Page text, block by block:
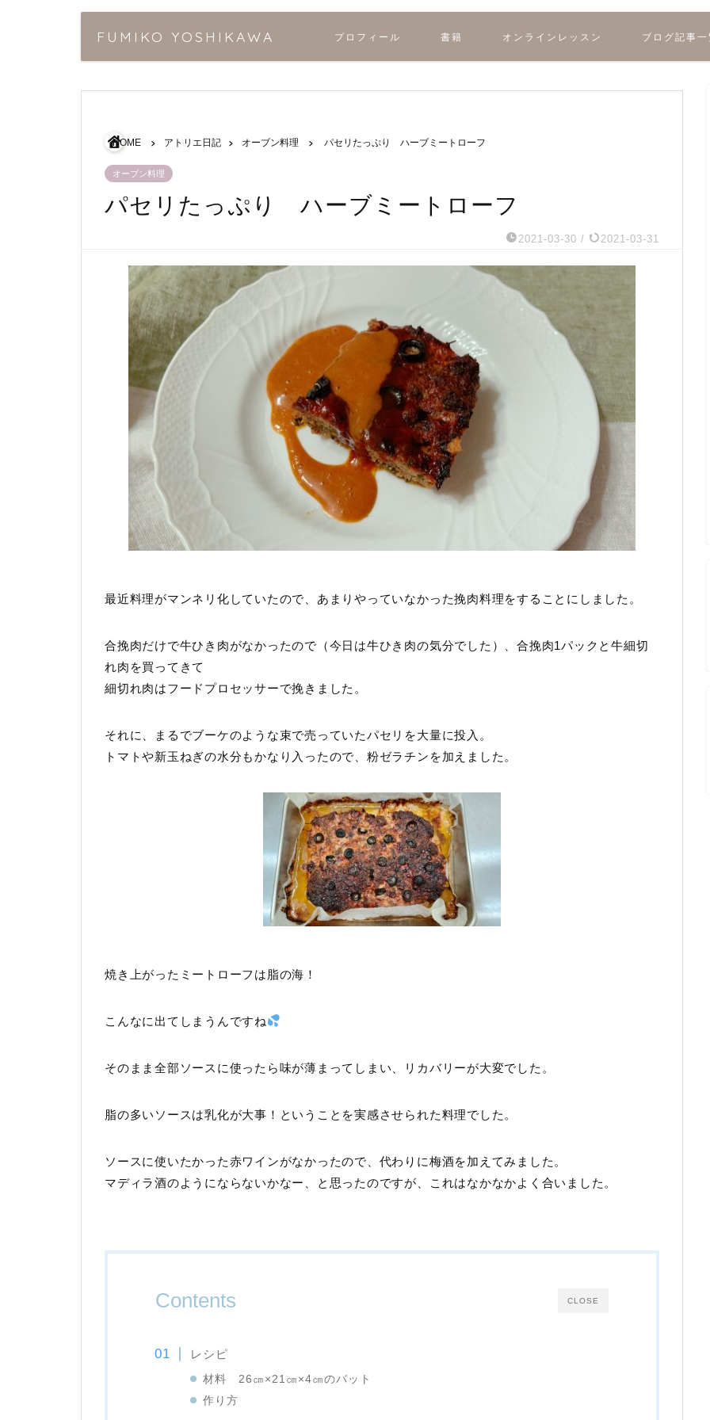
FUMIKO YOSHIKAWA プロフィール 書籍 オンラインレッスン ブログ記事一
HOME アトリエ日記 オーブン料理 パセリたっぷり ハーブミートローフ
オーブン料理
パセリたっぷり ハーブミートローフ
2021-03-30 / 2021-03-31
最近料理がマンネリ化していたので、あまりやっていなかった挽肉料理をすることにしました。
合挽肉だけで牛ひき肉がなかったので（今日は牛ひき肉の気分でした）、合挽肉1パックと牛細切
れ肉を買ってきて
細切れ肉はフードプロセッサーで挽きました。
それに、まるでブーケのような束で売っていたパセリを大量に投入。
トマトや新玉ねぎの水分もかなり入ったので、粉ゼラチンを加えました。
焼き上がったミートローフは脂の海！
こんなに出てしまうんですね
そのまま全部ソースに使ったら味が薄まってしまい、リカバリーが大変でした。
脂の多いソースは乳化が大事！ということを実感させられた料理でした。
ソースに使いたかった赤ワインがなかったので、代わりに梅酒を加えてみました。
マディラ酒のようにならないかなー、と思ったのですが、これはなかなかよく合いました。
CLOSE
Contents
レシピ
材料 26㎝×21㎝×4㎝のバット
作り方